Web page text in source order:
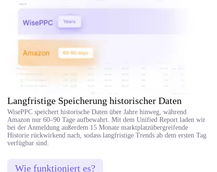
Langfristige Speicherung historischer Daten
WisePPC speichert historische Daten über Jahre hinweg, während
Amazon nur 60–90 Tage aufbewahrt. Mit dem Unified Report laden wir
bei der Anmeldung außerdem 15 Monate marktplatzübergreifende
Historie rückwirkend nach, sodass langfristige Trends ab dem ersten Tag
verfügbar sind.
Wie funktioniert es?